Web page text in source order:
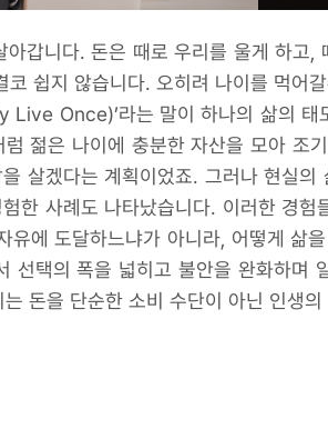
갑니다. 돈은 때로 우리를 울게 하고
쉽지 않습니다. 오히려 나이를 먹
Once)’라는 말이 하나의 삶의
럼 젊은 나이에 충분한 자산을 모아
살겠다는 계획이었죠. 그러나 현실
한 사례도 나타났습니다. 이러한 경
유에 도달하느냐가 아니라, 어떻게 삶
선택의 폭을 넓히고 불안을 완화하며
돈을 단순한 소비 수단이 아닌 인생